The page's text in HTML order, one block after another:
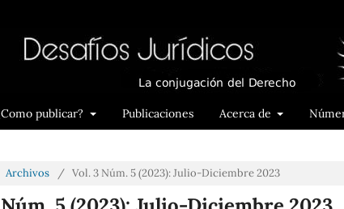
publicar? Publicaciones Acerca de
Archivos / Vol. 3 Núm. 5 (2023): Julio-Diciembre 2023